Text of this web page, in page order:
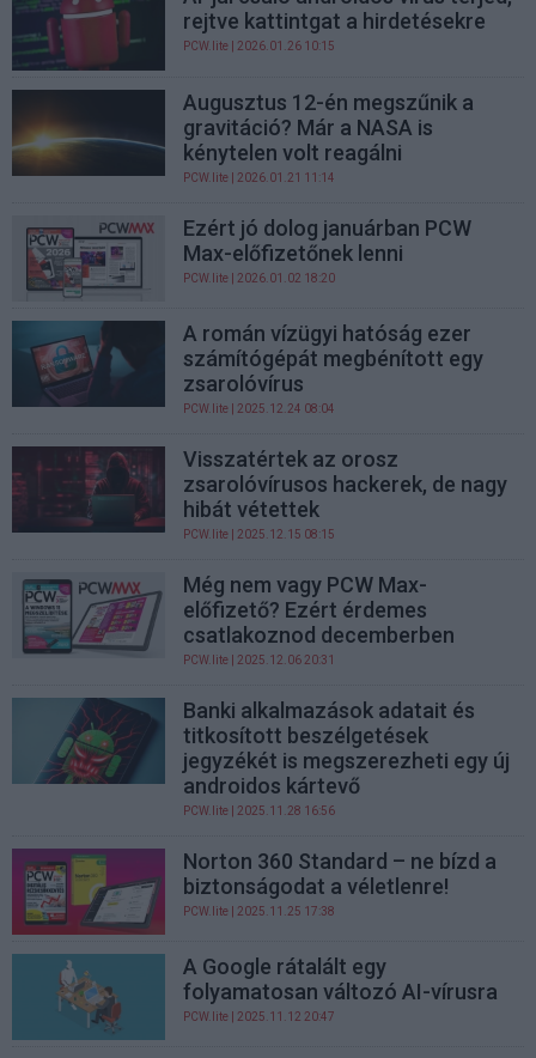
rejtve kattintgat a hirdetésekre
PCW.lite | 2026.01.26 10:15
Augusztus 12-én megszűnik a
gravitáció? Már a NASA is
kénytelen volt reagálni
PCW.lite | 2026.01.21 11:14
Ezért jó dolog januárban PCW
Max-előfizetőnek lenni
PCW.lite | 2026.01.02 18:20
A román vízügyi hatóság ezer
számítógépát megbénított egy
zsarolóvírus
PCW.lite | 2025.12.24 08:04
Visszatértek az orosz
zsarolóvírusos hackerek, de nagy
hibát vétettek
PCW.lite | 2025.12.15 08:15
Még nem vagy PCW Max-
előfizető? Ezért érdemes
csatlakoznod decemberben
PCW.lite | 2025.12.06 20:31
Banki alkalmazások adatait és
titkosított beszélgetések
jegyzékét is megszerezheti egy új
androidos kártevő
PCW.lite | 2025.11.28 16:56
Norton 360 Standard – ne bízd a
biztonságodat a véletlenre!
PCW.lite | 2025.11.25 17:38
A Google rátalált egy
folyamatosan változó AI-vírusra
PCW.lite | 2025.11.12 20:47